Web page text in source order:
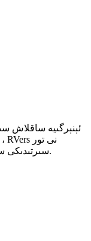
سىرتىدىكى سەپەر ئەركىنلىكىگە تېخىمۇ مەركەزلەشتۈرىدۇ.